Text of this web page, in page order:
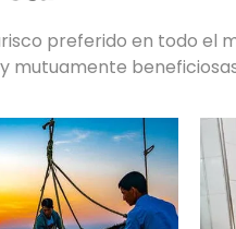
preferido en todo el